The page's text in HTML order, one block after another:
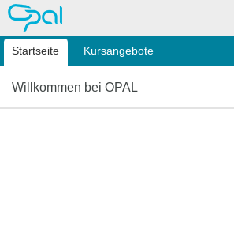
OPAL
Startseite Kursangebote
Willkommen bei OPAL